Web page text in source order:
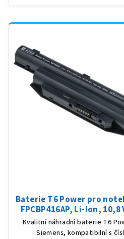
Baterie T6 Power pro
FPCBP416AP, Li-Ion, 10,8
černá
Kvalitní náhradní baterie T6
Siemens, kompatibilní s